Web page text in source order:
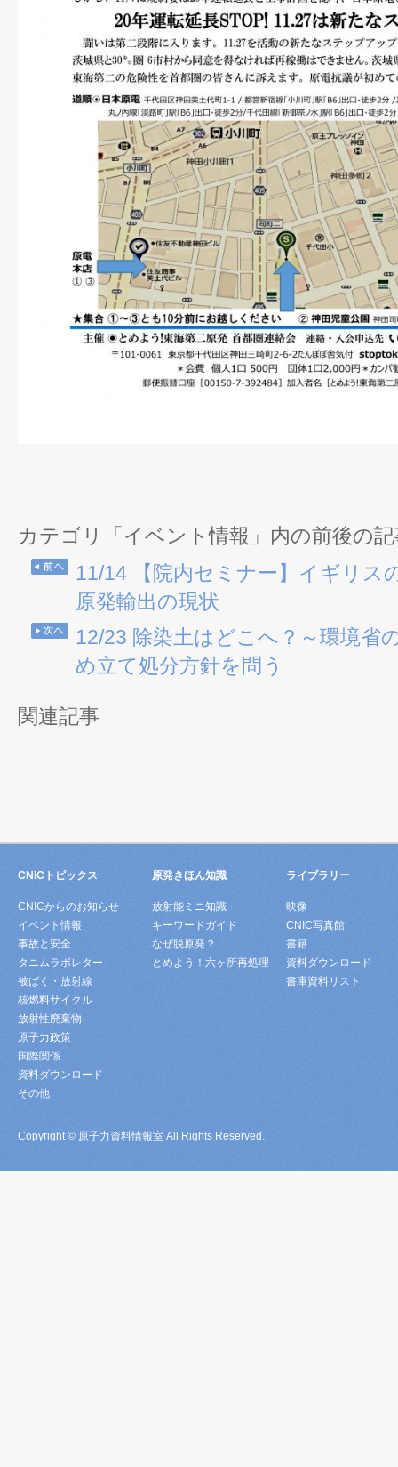
カテゴリ「イベント情報」内の前後の
11/14 【院内セミナー】イギリス
原発輸出の現状
12/23 除染土はどこへ？～環境省
め立て処分方針を問う
関連記事
CNICトピックス
CNICからのお知らせ
イベント情報
事故と安全
タニムラボレター
被ばく・放射線
核燃料サイクル
放射性廃棄物
原子力政策
国際関係
資料ダウンロード
その他
原発きほん知識
放射能ミニ知識
キーワードガイド
なぜ脱原発？
とめよう！六ヶ所再処理
ライブラリー
映像
CNIC写真館
書籍
資料ダウンロード
書庫資料リスト
Copyright © 原子力資料情報室 All Rights Reserved.